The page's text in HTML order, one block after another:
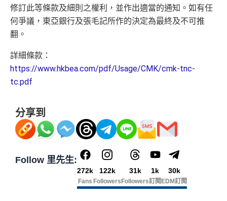
修訂此等條款及細則之權利，並作出適當的通知。如有任
何爭議，東亞銀行及張毛記所作的決定為最終及不可推
翻。
詳細條款：
https://www.hkbea.com/pdf/Usage/CMK/cmk-tnc-
tc.pdf
分享到
Follow 里先生:
272k
Fans
122k
Followers
31k
Followers
1k
訂閱
30k
EDM訂閱